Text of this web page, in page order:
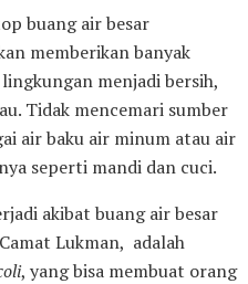
buang air besar
memberikan banyak
menjadi bersih,
Tidak mencemari sumber
air baku air minum atau air
seperti mandi dan cuci.
akibat buang air besar
Lukman, adalah
, yang bisa membuat orang